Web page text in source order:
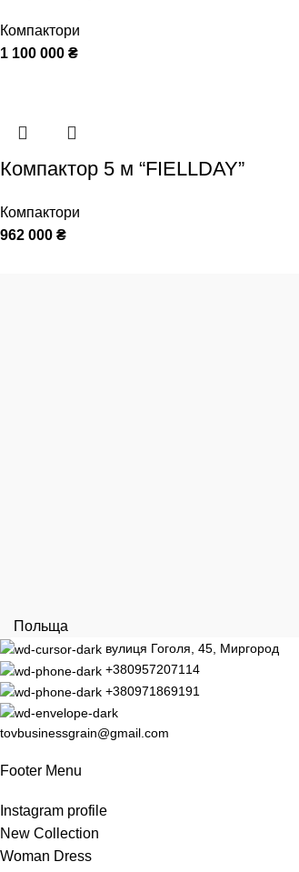
Компактори
1 100 000 ₴
Компактор 5 м “FIELLDAY”
Компактори
962 000 ₴
Польща
вулиця Гоголя, 45, Миргород
+380957207114
+380971869191
tovbusinessgrain@gmail.com
Footer Menu
Instagram profile
New Collection
Woman Dress